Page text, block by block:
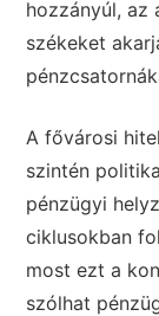
hozzányúl, az
székeket
A fővárosi
szintén
pénzügyi
ciklusokban
most ezt a
szólhat